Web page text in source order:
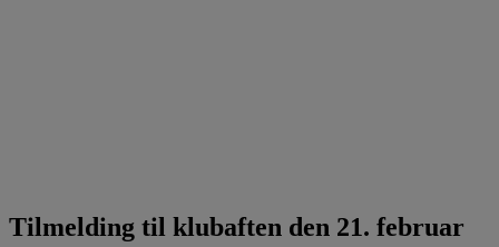
Tilmelding til klubaften den 21. februar